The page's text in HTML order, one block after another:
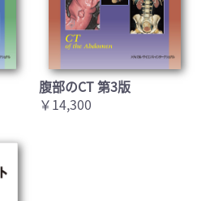
腹部のCT 第3版
￥14,300